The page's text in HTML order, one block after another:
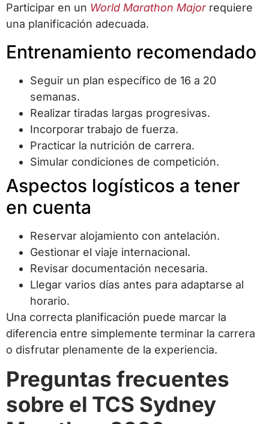
Participar en un World Marathon Majorrequiere
una planificación adecuada.
Entrenamiento recomendado
Seguir un plan específico de 16 a 20
semanas.
Realizar tiradas largas progresivas.
Incorporar trabajo de fuerza.
Practicar la nutrición de carrera.
Simular condiciones de competición.
Aspectos logísticos a tener
en cuenta
Reservar alojamiento con antelación.
Gestionar el viaje internacional.
Revisar documentación necesaria.
Llegar varios días antes para adaptarse al
horario.
Una correcta planificación puede marcar la
diferencia entre simplemente terminar la carrera
o disfrutar plenamente de la experiencia.
Preguntas frecuentes
sobre el TCS Sydney